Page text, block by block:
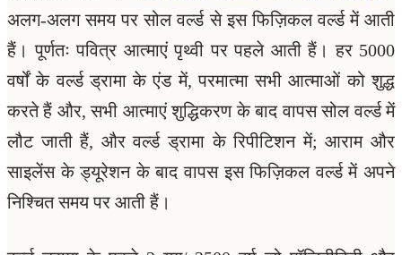
अलग-अलग समय पर सोल वर्ल्ड से इस फिज़िकल वर्ल्ड में आती
हैं। पूर्णतः पवित्र आत्माएं पृथ्वी पर पहले आती हैं। हर 5000
वर्षों के वर्ल्ड ड्रामा के एंड में, परमात्मा सभी आत्माओं को शुद्ध
करते हैं और, सभी आत्माएं शुद्धिकरण के बाद वापस सोल वर्ल्ड में
लौट जाती हैं, और वर्ल्ड ड्रामा के रिपीटिशन में; आराम और
साइलेंस के ड्यूरेशन के बाद वापस इस फिज़िकल वर्ल्ड में अपने
निश्चित समय पर आती हैं।